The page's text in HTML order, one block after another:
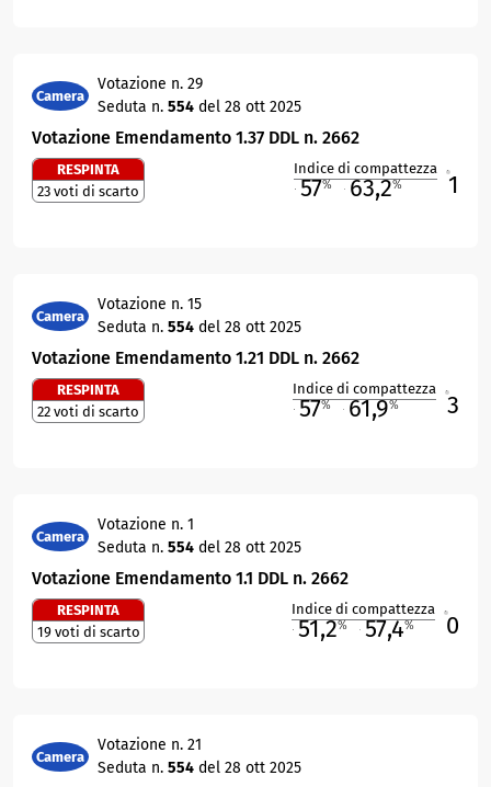
Camera
Votazione n. 29
Seduta n. 554 del 28 ott 2025
Votazione Emendamento 1.37 DDL n. 2662
RESPINTA
23 voti di scarto
Indice di compattezza
57% 63,2% 1
Camera
Votazione n. 15
Seduta n. 554 del 28 ott 2025
Votazione Emendamento 1.21 DDL n. 2662
RESPINTA
22 voti di scarto
Indice di compattezza
57% 61,9% 3
Camera
Votazione n. 1
Seduta n. 554 del 28 ott 2025
Votazione Emendamento 1.1 DDL n. 2662
RESPINTA
19 voti di scarto
Indice di compattezza
51,2% 57,4% 0
Camera
Votazione n. 21
Seduta n. 554 del 28 ott 2025